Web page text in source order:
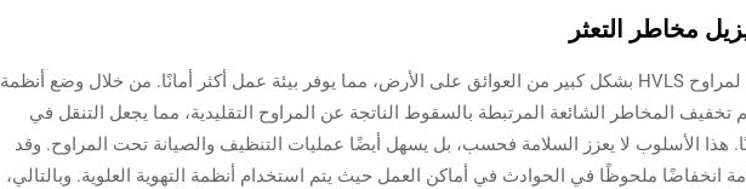
مخاطر التعثر
تقلل التركيبات العلوية لمراوح HVLS بشكل كبير من العوائق على الأرض، مما يوفر بيئة عمل أكثر أمانًا. من خلال وضع أنظمة
تخفيف المخاطر الشائعة المرتبطة بالسقوط الناتجة عن المراوح التقليدية، مما يجعل التنقل في
هذا الأسلوب لا يعزز السلامة فحسب، بل يسهل أيضًا عمليات التنظيف والصيانة تحت المراوح. وقد
ملحوظًا في الحوادث في أماكن العمل حيث يتم استخدام أنظمة التهوية العلوية. وبالتالي،